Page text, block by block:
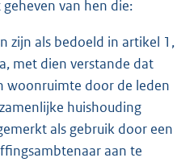
van hen die:
zijn als bedoeld in artikel 1,
met dien verstande dat
woonruimte door de leden
huishouding
als gebruik door een
aan te